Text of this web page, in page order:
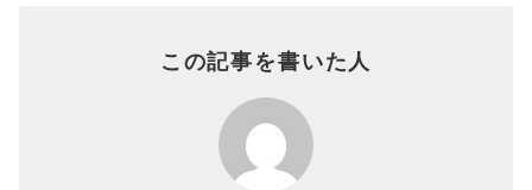
この記事を書いた人